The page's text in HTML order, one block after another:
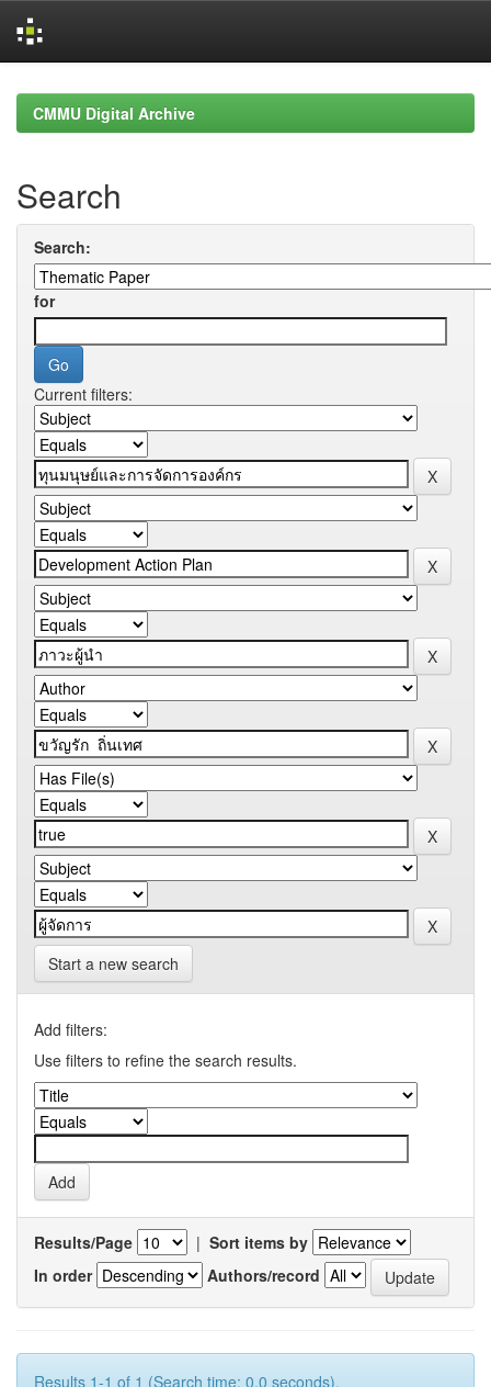
navigationCMMU Digital Archive
Search
Search:
for
Current filters:
Start a new search
Add filters:
Use filters to refine the search results.
Results/Page | Sort items by
In order
Authors/record
Results 1-1 of 1 (Search time: 0.0 seconds).